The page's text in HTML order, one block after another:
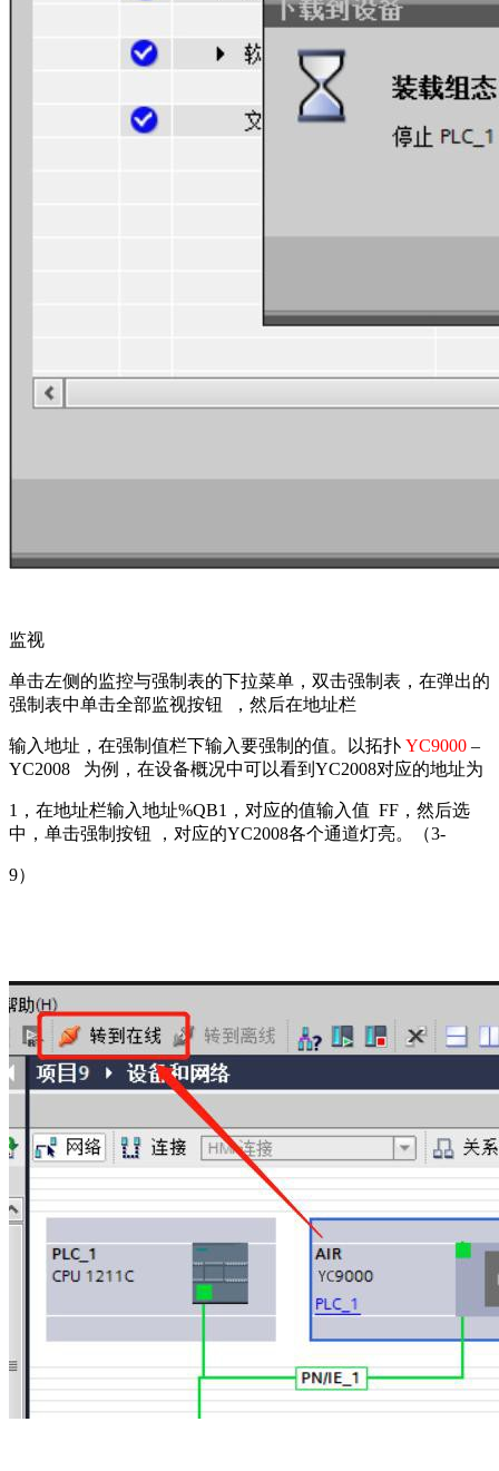
监视
单击左侧的监控与强制表的下拉菜单，双击强制表，在弹出的
强制表中单击全部监视按钮
，然后在地址栏
输入地址，在强制值栏下输入要强制的值。以拓扑 YC9000 –
YC2008 为例，在设备概况中可以看到 YC2008对应的地址为
1 ，在地址栏输入地址%QB1 ，对应的值输入值 FF ，然后选
中，单击强制按钮
，对应的YC2008各个通道灯亮。（3-
9）